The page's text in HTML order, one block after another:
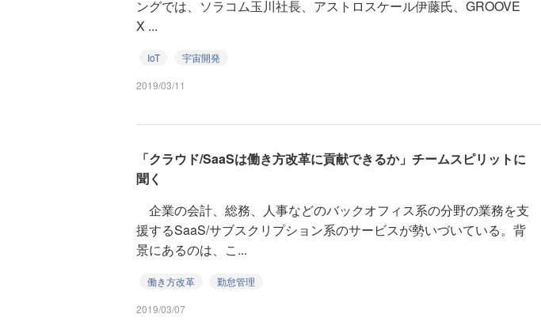
ングでは、ソラコム玉川社長、アストロスケール伊藤氏、GROOVE
X ...
IoT 宇宙開発
2019/03/11
「クラウド/SaaSは働き方改革に貢献できるか」チームスピリットに
聞く
企業の会計、総務、人事などのバックオフィス系の分野の業務を支
援するSaaS/サブスクリプション系のサービスが勢いづいている。背
景にあるのは、こ...
働き方改革 勤怠管理
2019/03/07